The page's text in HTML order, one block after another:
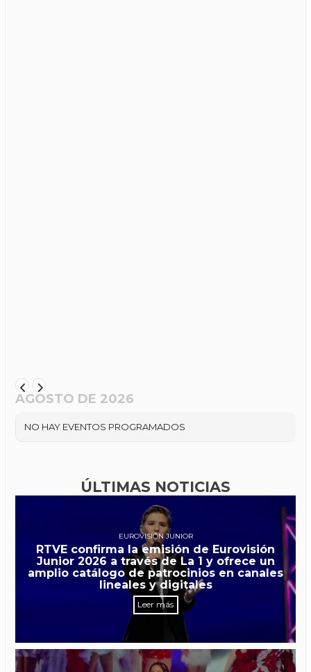
AGOSTO DE 2026
NO HAY EVENTOS PROGRAMADOS
ÚLTIMAS NOTICIAS
EUROVISIÓN JUNIOR
RTVE confirma la emisión de Eurovisión
Junior 2026 a través de La 1 y ofrece un
amplio catálogo de patrocinios en canales
lineales y digitales
Leer más